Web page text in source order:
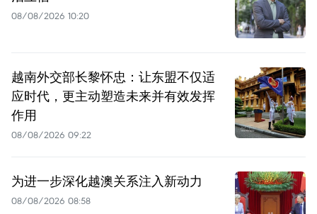
08/08/2026 10:20
越南外交部长黎怀忠：让东盟不仅适
应时代，更主动塑造未来并有效发挥
作用
08/08/2026 09:22
为进一步深化越澳关系注入新动力
08/08/2026 08:58